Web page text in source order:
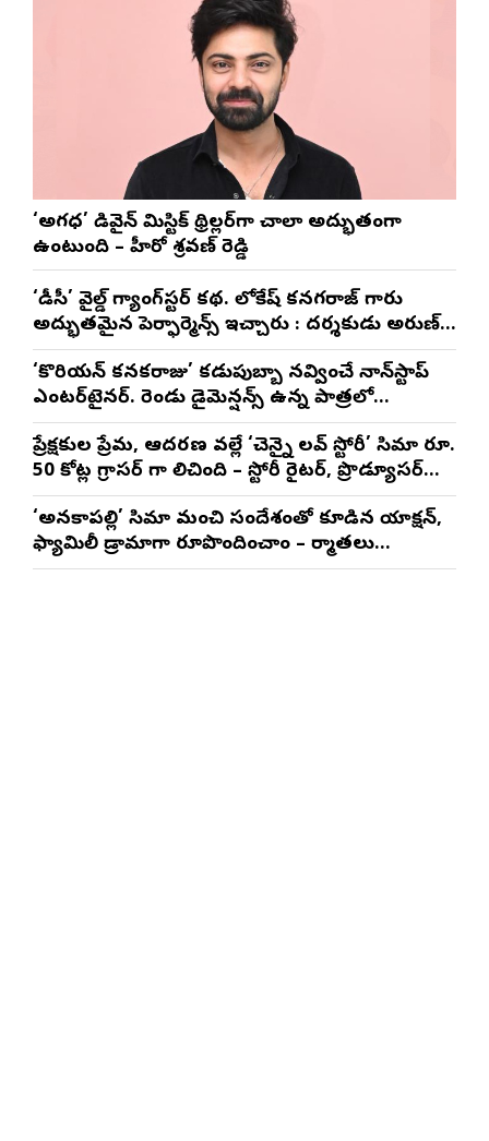
‘అగధ’ డివైన్ మిస్టిక్ థ్రిల్లర్‌గా చాలా అద్భుతంగా
ఉంటుంది – హీరో శ్రవణ్ రెడ్డి
‘డీసీ’ వైల్డ్ గ్యాంగ్‌స్టర్ కథ. లోకేష్ కనగరాజ్ గారు
అద్భుతమైన పెర్ఫార్మెన్స్ ఇచ్చారు : దర్శకుడు అరుణ్
మాథేశ్వరన్
‘కొరియన్ కనకరాజు’ కడుపుబ్బా నవ్వించే నాన్‌స్టాప్
ఎంటర్‌టైనర్. రెండు డైమెన్షన్స్ ఉన్న పాత్రలో
నటించడం చాలా సంతృప్తినిచ్చింది : వరుణ్ తేజ్
ప్రేక్షకుల ప్రేమ, ఆదరణ వల్లే ‘చెన్నై లవ్ స్టోరీ’ సినిమా రూ.
50 కోట్ల గ్రాసర్ గా నిలిచింది – స్టోరీ రైటర్, ప్రొడ్యూసర్
సాయి రాజేష్
‘అనకాపల్లి’ సినిమాని మంచి సందేశంతో కూడిన యాక్షన్,
ఫ్యామిలీ డ్రామాగా రూపొందించాం – నిర్మాతలు
త్రినాథరావు నక్కిన, కాండ్రేగుల నాయుడు